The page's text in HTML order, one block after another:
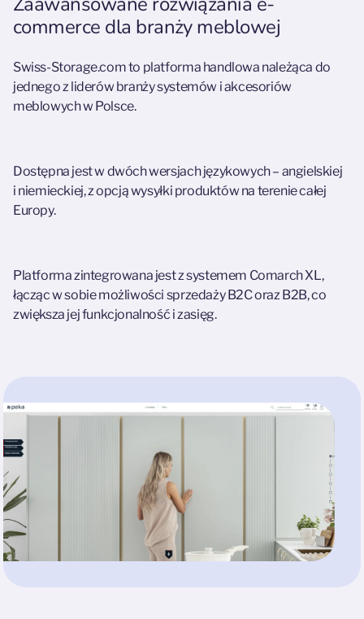
commerce dla branży meblowej
Swiss-Storage.com to platforma handlowa należąca do
jednego z liderów branży systemów i akcesoriów
meblowych w Polsce.
Dostępna jest w dwóch wersjach językowych – angielskiej
i niemieckiej, z opcją wysyłki produktów na terenie całej
Europy.
Platforma zintegrowana jest z systemem Comarch XL,
łącząc w sobie możliwości sprzedaży B2C oraz B2B, co
zwiększa jej funkcjonalność i zasięg.